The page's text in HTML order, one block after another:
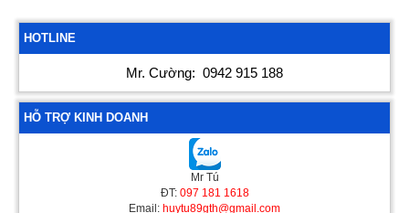
HOTLINE
Mr. Cường: 0942 915 188
HỖ TRỢ KINH DOANH
Mr Tú
ĐT: 097 181 1618
Email: huytu89gth@gmail.com